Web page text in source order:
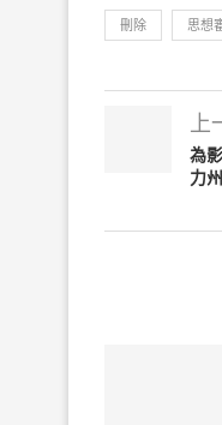
刪除 思想
上
為
力